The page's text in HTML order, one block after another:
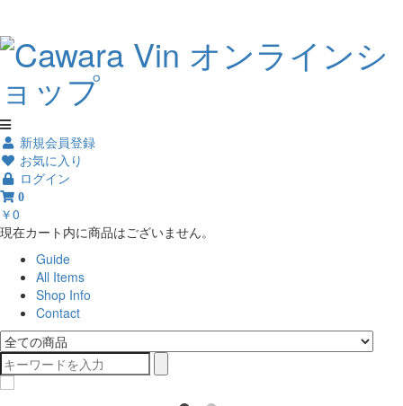
新規会員登録
お気に入り
ログイン
0
￥0
現在カート内に商品はございません。
Guide
All Items
Shop Info
Contact